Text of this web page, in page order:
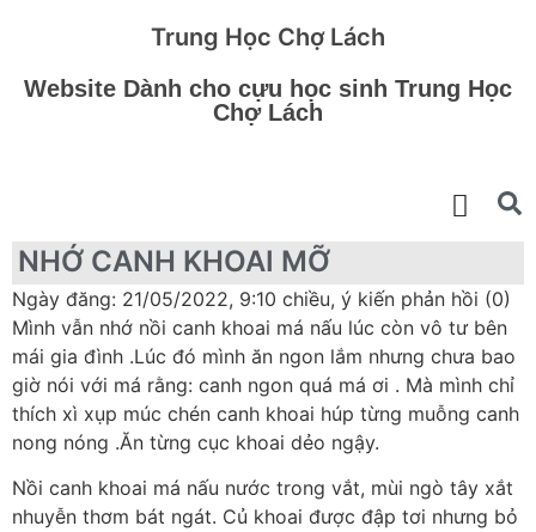
Trung Học Chợ Lách
Website Dành cho cựu học sinh Trung Học
Chợ Lách
NHỚ CANH KHOAI MỠ
Ngày đăng: 21/05/2022, 9:10 chiều, ý kiến phản hồi (0)
Mình vẫn nhớ nồi canh khoai má nấu lúc còn vô tư bên
mái gia đình .Lúc đó mình ăn ngon lắm nhưng chưa bao
giờ nói với má rằng: canh ngon quá má ơi . Mà mình chỉ
thích xì xụp múc chén canh khoai húp từng muỗng canh
nong nóng .Ăn từng cục khoai dẻo ngậy.
Nồi canh khoai má nấu nước trong vắt, mùi ngò tây xắt
nhuyễn thơm bát ngát. Củ khoai được đập tơi nhưng bỏ